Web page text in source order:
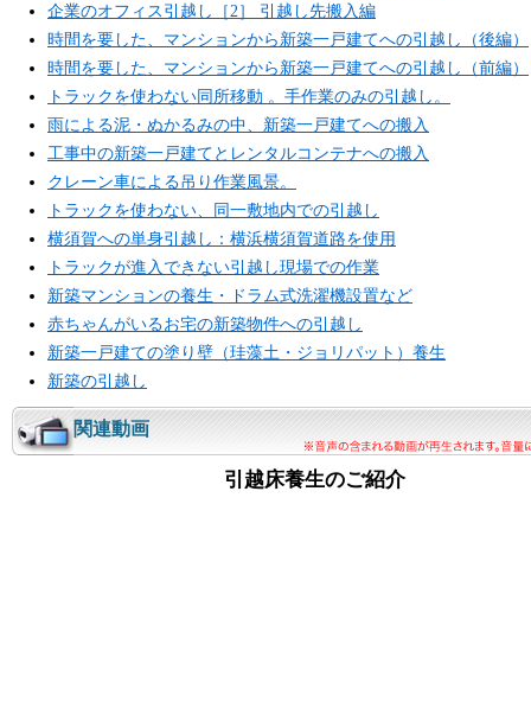
企業のオフィス引越し［2］ 引越し先搬入編
時間を要した、マンションから新築一戸建てへの引越し（後編）
時間を要した、マンションから新築一戸建てへの引越し（前編）
トラックを使わない同所移動 。手作業のみの引越し。
雨による泥・ぬかるみの中、新築一戸建てへの搬入
工事中の新築一戸建てとレンタルコンテナへの搬入
クレーン車による吊り作業風景。
トラックを使わない、同一敷地内での引越し
横須賀への単身引越し：横浜横須賀道路を使用
トラックが進入できない引越し現場での作業
新築マンションの養生・ドラム式洗濯機設置など
赤ちゃんがいるお宅の新築物件への引越し
新築一戸建ての塗り壁（珪藻土・ジョリパット）養生
新築の引越し
関連動画
引越床養生のご紹介